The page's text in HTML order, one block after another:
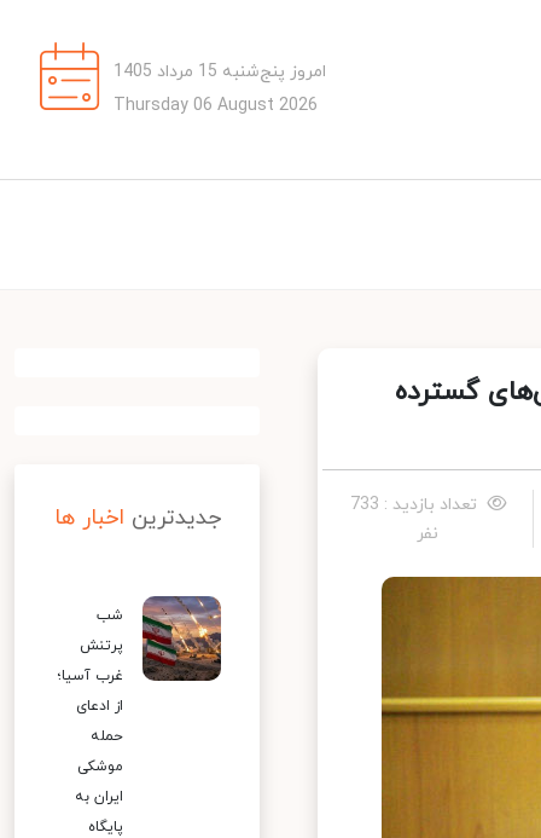
امروز پنج‌شنبه 15 مرداد 1405
Thursday 06 August 2026
گسترده
تعداد بازدید : 733
نفر
جدیدترین اخبار ها
شب
پرتنش
غرب آسیا؛
از ادعای
حمله
موشکی
ایران به
پایگاه